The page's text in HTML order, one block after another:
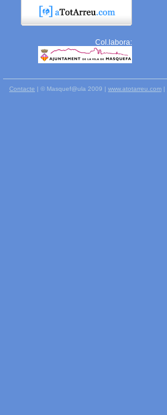
Col.labora:
Contacte | © Masquef@ula 2009 | www.atotarreu.com |